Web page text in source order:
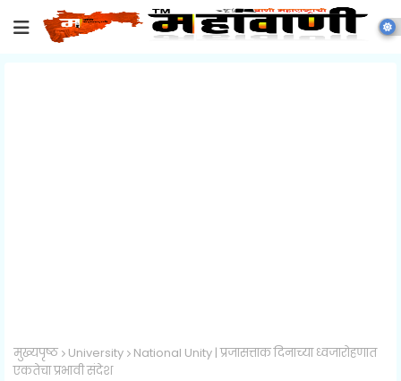
मुख्यपृष्ठ University
National Unity | प्रजासत्ताक दिनाच्या ध्वजारोहणात
एकतेचा प्रभावी संदेश